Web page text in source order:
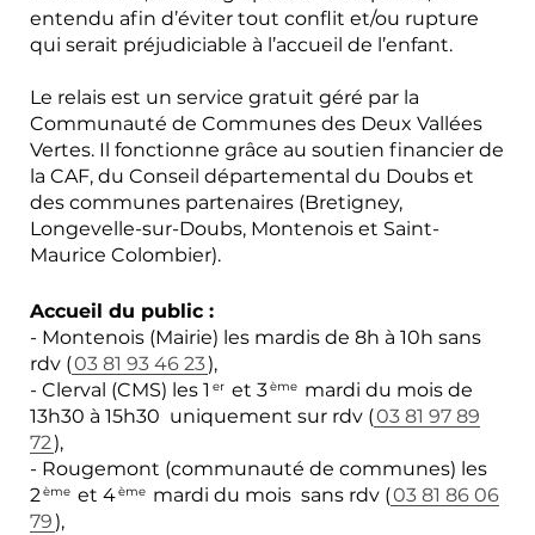
entendu afin d’éviter tout conflit et/ou rupture
qui serait préjudiciable à l’accueil de l’enfant.
Le relais est un service gratuit géré par la
Communauté de Communes des Deux Vallées
Vertes. Il fonctionne grâce au soutien financier de
la CAF, du Conseil départemental du Doubs et
des communes partenaires (Bretigney,
Longevelle-sur-Doubs, Montenois et Saint-
Maurice Colombier).
Accueil du public :
- Montenois (Mairie) les mardis de 8h à 10h sans
rdv (03 81 93 46 23),
- Clerval (CMS) les 1 er et 3ème
mardi du mois de
13h30 à 15h30 uniquement sur rdv (03 81 97 89
72),
- Rougemont (communauté de communes) les
2ème et 4ème mardi du mois sans rdv (03 81 86 06
79),